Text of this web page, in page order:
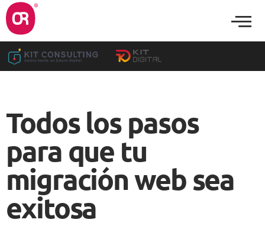
Todos los pasos
para que tu
migración web sea
exitosa